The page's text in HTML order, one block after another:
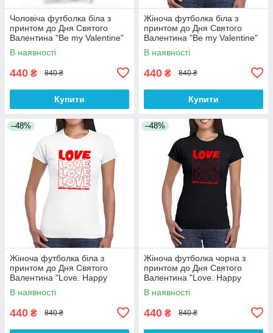
Чоловіча футболка біла з
принтом до Дня Святого
Валентина "Be my Valentine"
Push IT
В наявності
440 ₴ 840 ₴
Купити
Жіноча футболка біла з
принтом до Дня Святого
Валентина "Be my Valentine"
Push IT
В наявності
440 ₴ 840 ₴
Купити
–48%
Жіноча футболка біла з
принтом до Дня Святого
Валентина "Love. Happy
Valentine's day" Push IT
В наявності
440 ₴ 840 ₴
–48%
Жіноча футболка чорна з
принтом до Дня Святого
Валентина "Love. Happy
Valentine's day" Push IT
В наявності
440 ₴ 840 ₴